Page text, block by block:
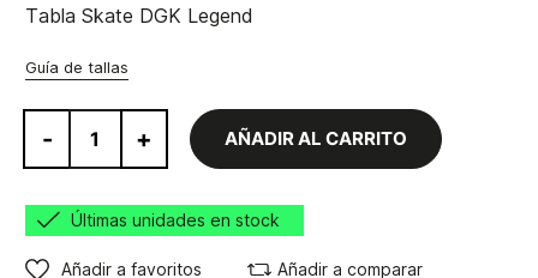
Tabla Skate DGK Legend
Guía de tallas
- + AÑADIR AL CARRITO
Últimas unidades en stock
Añadir a favoritos Añadir a comparar